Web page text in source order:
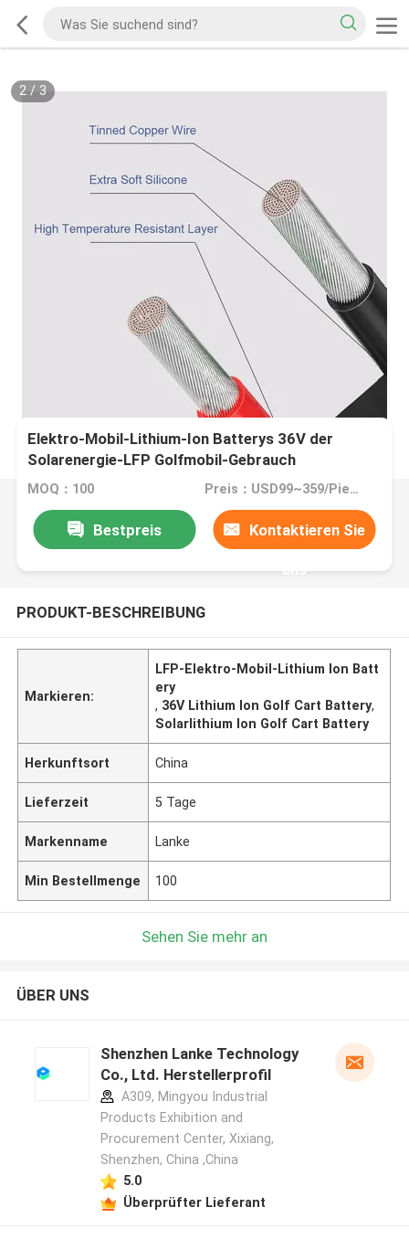
2/ 3
Elektro-Mobil-Lithium-Ion Batterys 36V der
Solarenergie-LFP Golfmobil-Gebrauch
MOQ：100 Preis：USD99~359/Piece
Bestpreis Kontaktieren Sie
uns
PRODUKT-BESCHREIBUNG
Markieren:
LFP-Elektro-Mobil-Lithium Ion Batt
ery
, 36V Lithium Ion Golf Cart Battery,
Solarlithium Ion Golf Cart Battery
Herkunftsort China
Lieferzeit 5 Tage
Markenname Lanke
Min Bestellmenge 100
Sehen Sie mehr an
ÜBER UNS
Shenzhen Lanke Technology
Co., Ltd. Herstellerprofil
A309, Mingyou Industrial
Products Exhibition and
Procurement Center, Xixiang,
Shenzhen, China ,China
5.0
Überprüfter Lieferant